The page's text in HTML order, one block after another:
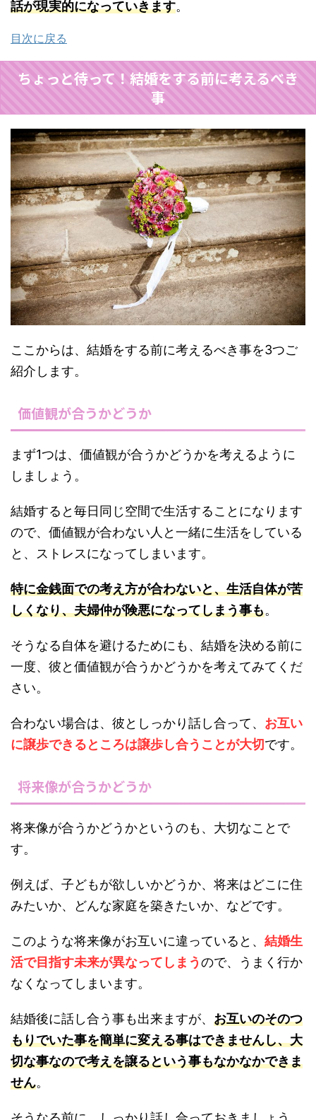
話が現実的になっていきます。
目次に戻る
ちょっと待って！結婚をする前に考えるべき
事
ここからは、結婚をする前に考えるべき事を3つご
紹介します。
価値観が合うかどうか
まず1つは、価値観が合うかどうかを考えるように
しましょう。
結婚すると毎日同じ空間で生活することになります
ので、価値観が合わない人と一緒に生活をしている
と、ストレスになってしまいます。
特に金銭面での考え方が合わないと、生活自体が苦
しくなり、夫婦仲が険悪になってしまう事も。
そうなる自体を避けるためにも、結婚を決める前に
一度、彼と価値観が合うかどうかを考えてみてくだ
さい。
合わない場合は、彼としっかり話し合って、 お互い
に譲歩できるところは譲歩し合うことが大切です。
将来像が合うかどうか
将来像が合うかどうかというのも、大切なことで
す。
例えば、子どもが欲しいかどうか、将来はどこに住
みたいか、どんな家庭を築きたいか、などです。
このような将来像がお互いに違っていると、 結婚生
活で目指す未来が異なってしまうので、うまく行か
なくなってしまいます。
結婚後に話し合う事も出来ますが、 お互いのそのつ
もりでいた事を簡単に変える事はできませんし、大
切な事なので考えを譲るという事もなかなかできま
せん。